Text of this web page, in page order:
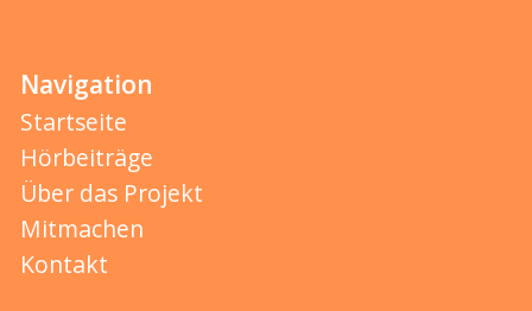
Navigation
Startseite
Hörbeiträge
Über das Projekt
Mitmachen
Kontakt